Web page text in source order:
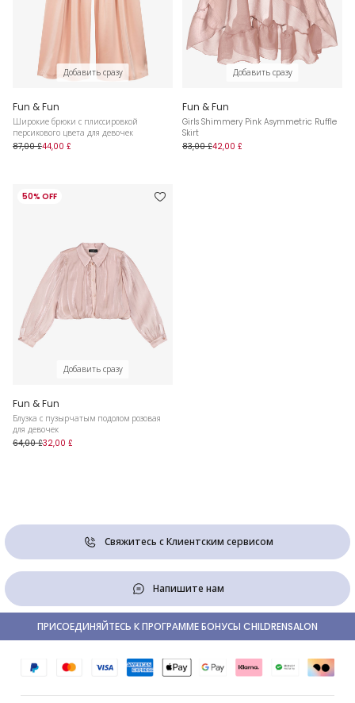
Добавить сразу
Fun & Fun
Широкие брюки с плиссировкой
персикового цвета для девочек
87,00 £44,00 £
Добавить сразу
Fun & Fun
Girls Shimmery Pink Asymmetric Ruffle
Skirt
83,00 £42,00 £
50% OFF
Добавить сразу
Fun & Fun
Блузка с пузырчатым подолом розовая
для девочек
64,00 £32,00 £
Свяжитесь с Клиентским сервисом
Напишите нам
ПРИСОЕДИНЯЙТЕСЬ К ПРОГРАММЕ БОНУСЫ CHILDRENSALON